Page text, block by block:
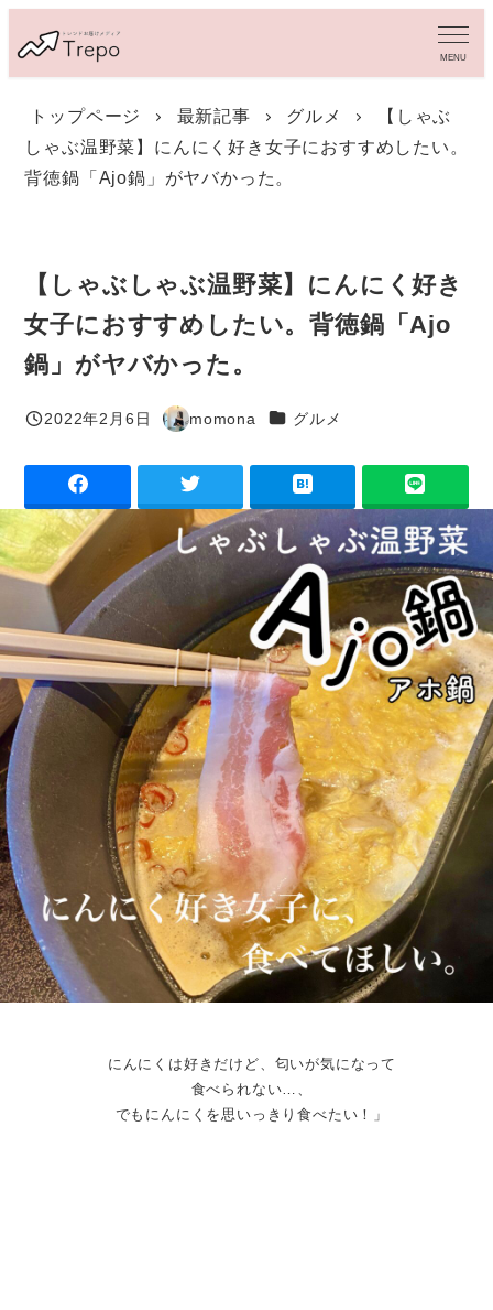
イ
MENU
トップページ 最新記事 グルメ
【しゃぶ
しゃぶ温野菜】にんにく好き女子におすすめしたい。
背徳鍋「Ajo鍋」がヤバかった。
【しゃぶしゃぶ温野菜】にんにく好き
女子におすすめしたい。背徳鍋「Ajo
鍋」がヤバかった。
投稿日
2022年2月6日
著
momona カテゴリー
グルメ
にんにくは好きだけど、匂いが気になって
食べられない…、
でもにんにくを思いっきり食べたい！」